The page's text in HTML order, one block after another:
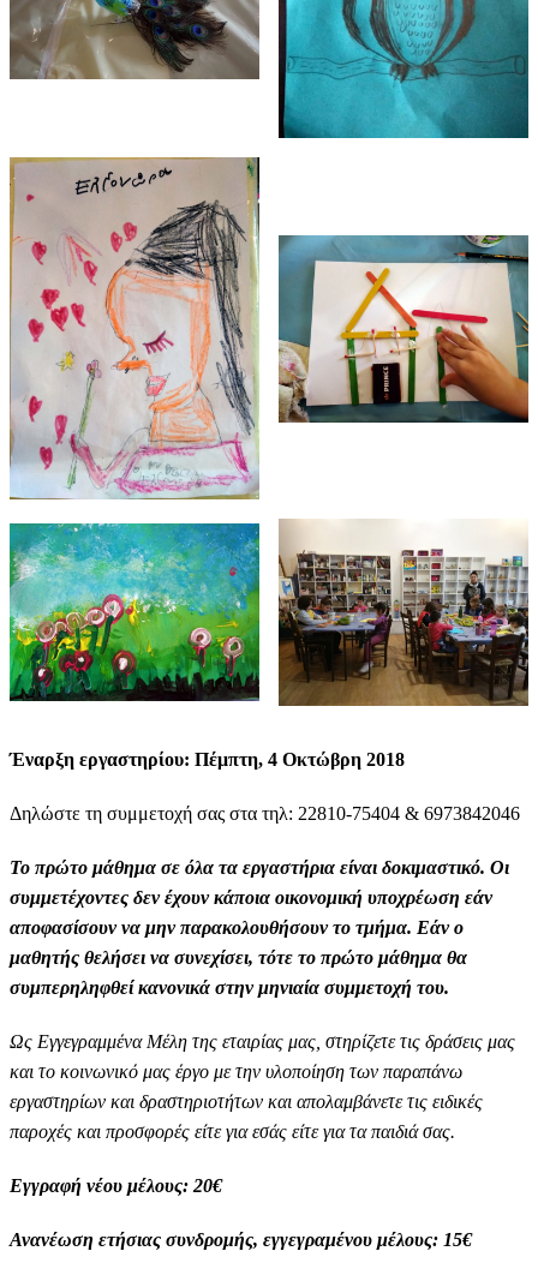
Έναρξη εργαστηρίου: Πέμπτη, 4 Οκτώβρη 2018
Δηλώστε τη συμμετοχή σας στα τηλ: 22810-75404 & 6973842046
Το πρώτο μάθημα σε όλα τα εργαστήρια είναι δοκιμαστικό. Οι
συμμετέχοντες δεν έχουν κάποια οικονομική υποχρέωση εάν
αποφασίσουν να μην παρακολουθήσουν το τμήμα. Εάν ο
μαθητής θελήσει να συνεχίσει, τότε το πρώτο μάθημα θα
συμπερηληφθεί κανονικά στην μηνιαία συμμετοχή του.
Ως Εγγεγραμμένα Μέλη της εταιρίας μας, στηρίζετε τις δράσεις μας
και το κοινωνικό μας έργο με την υλοποίηση των παραπάνω
εργαστηρίων και δραστηριοτήτων και απολαμβάνετε τις ειδικές
παροχές και προσφορές είτε για εσάς είτε για τα παιδιά σας.
Εγγραφή νέου μέλους: 20€
Ανανέωση ετήσιας συνδρομής, εγγεγραμένου μέλους: 15€